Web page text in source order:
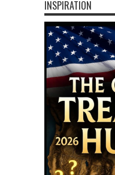
INSPIRATION